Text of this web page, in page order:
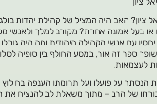
ציון? האם היה המציל של קהילת יהדות
או בעל אמונה אחרת? מקורב למלך
עם אנשי הקהילה היהודית ומה היה
ספר זה אור, במסע החולף בין סופיה
לעצמאות.
הנסתר על פועלו ועל תרומתו הענפה בחילוץ
של הרב – מתוך משאלת לב להנציח את